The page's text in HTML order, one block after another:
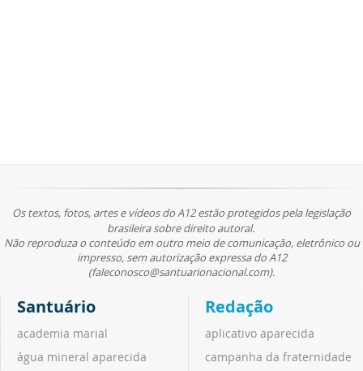
Os textos, fotos, artes e vídeos do A12 estão protegidos pela legislação
brasileira sobre direito autoral.
Não reproduza o conteúdo em outro meio de comunicação, eletrônico ou
impresso, sem autorização expressa do A12
(faleconosco@santuarionacional.com).
Santuário
academia marial
água mineral aparecida
Redação
aplicativo aparecida
campanha da fraternidade